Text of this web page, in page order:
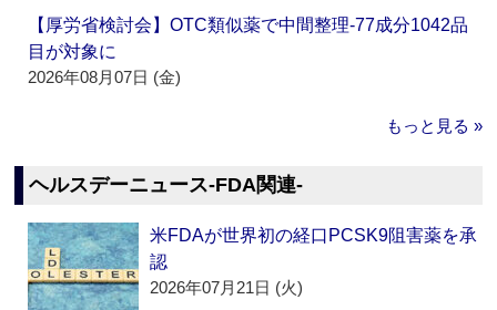
【厚労省検討会】OTC類似薬で中間整理‐77成分1042品
目が対象に
2026年08月07日 (金)
もっと見る »
ヘルスデーニュース‐FDA関連‐
米FDAが世界初の経口PCSK9阻害薬を承
認
2026年07月21日 (火)